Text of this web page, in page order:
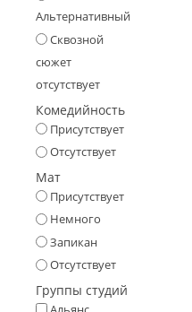
Альтернативный
Сквозной
сюжет
отсутствует
Комедийность
Присутствует
Отсутствует
Мат
Присутствует
Немного
Запикан
Отсутствует
Группы студий